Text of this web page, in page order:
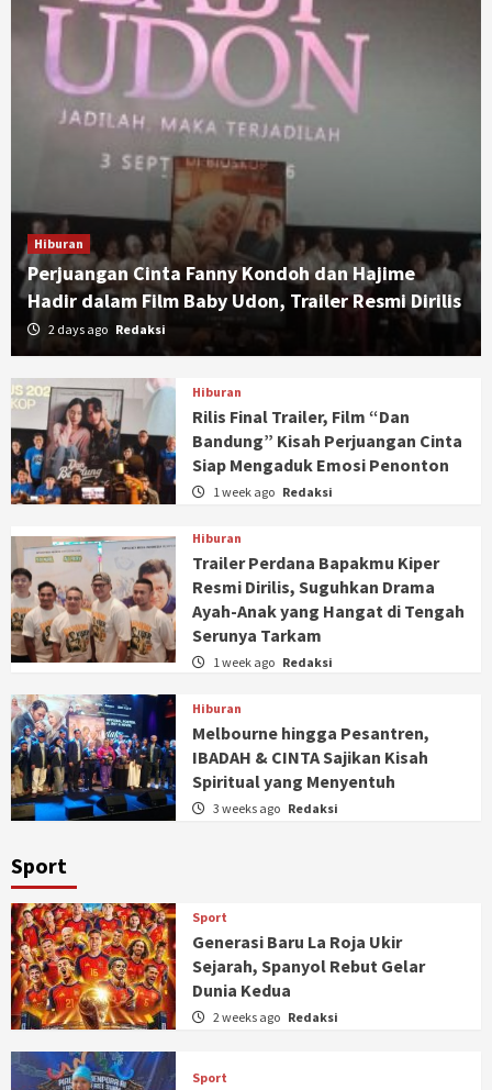
Hiburan
Perjuangan Cinta Fanny Kondoh dan Hajime
Hadir dalam Film Baby Udon, Trailer Resmi Dirilis
2 days ago Redaksi
Hiburan
Rilis Final Trailer, Film “Dan
Bandung” Kisah Perjuangan Cinta
Siap Mengaduk Emosi Penonton
1 week ago Redaksi
Hiburan
Trailer Perdana Bapakmu Kiper
Resmi Dirilis, Suguhkan Drama
Ayah-Anak yang Hangat di Tengah
Serunya Tarkam
1 week ago Redaksi
Hiburan
Melbourne hingga Pesantren,
IBADAH & CINTA Sajikan Kisah
Spiritual yang Menyentuh
3 weeks ago Redaksi
Sport
Sport
Generasi Baru La Roja Ukir
Sejarah, Spanyol Rebut Gelar
Dunia Kedua
2 weeks ago Redaksi
Sport